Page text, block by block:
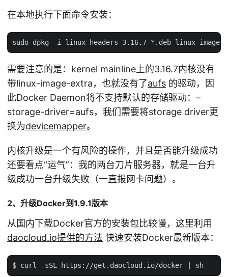
在本地执行下面命令安装：
需要注意的是：kernel mainline上的3.16.7内核没有
带linux-image-extra，也就没有了aufs 的驱动，因
此Docker Daemon将不支持默认的存储驱动：–
storage-driver=aufs，我们需要将storage driver更
换为devicemapper。
内核升级是一个有风险的操作，并且是否能升级成功
还要看点“运气”：我的两台刀片服务器，就是一台升
级成功一台升级失败（一直报网卡问题）。
2、升级Docker到1.9.1版本
从国内下载Docker官方的安装包比较慢，这里利用
daocloud.io提供的方法 快速安装Docker最新版本：